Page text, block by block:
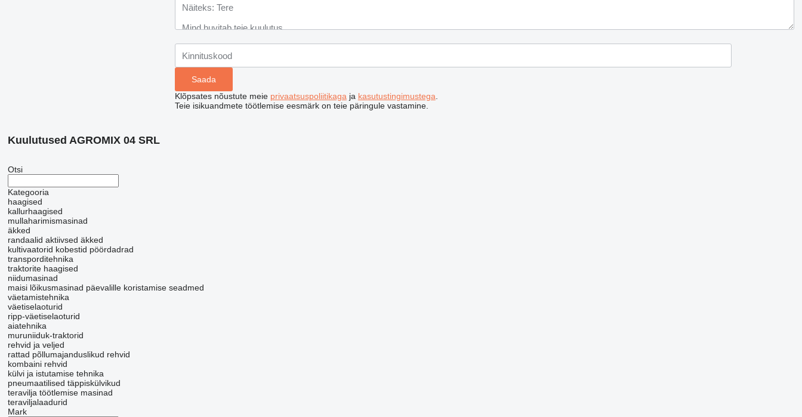
Klõpsates nõustute meie privaatsuspoliitikaga ja kasutustingimustega
Teie isikuandmete töötlemise eesmärk on teie päringule vastamine.
Kuulutused AGROMIX 04 SRL
Otsi
Kategooria
haagised
kallurhaagised
mullaharimismasinad
äkked
randaalid aktiivsed äkked
kultivaatorid kobestid pöördadrad
transporditehnika
traktorite haagised
niidumasinad
maisi lõikusmasinad päevalille koristamise seadmed
väetamistehnika
väetiselaoturid
ripp-väetiselaoturid
aiatehnika
muruniiduk-traktorid
rehvid ja veljed
rattad põllumajanduslikud rehvid
kombaini rehvid
külvi ja istutamise tehnika
pneumaatilised täppiskülvikud
teravilja töötlemise masinad
teraviljalaadurid
Mark